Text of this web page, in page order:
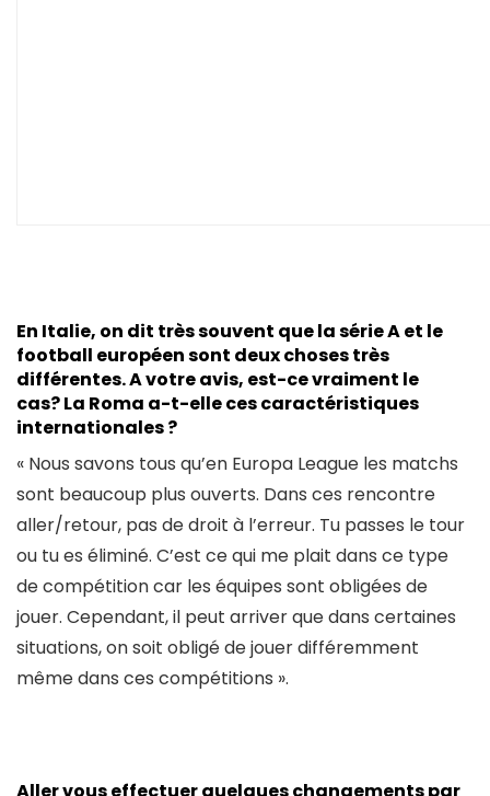
En Italie, on dit très souvent que la série A et le
football européen sont deux choses très
différentes. A votre avis, est-ce vraiment le
cas? La Roma a-t-elle ces caractéristiques
internationales ?
« Nous savons tous qu’en Europa League les matchs
sont beaucoup plus ouverts. Dans ces rencontre
aller/retour, pas de droit à l’erreur. Tu passes le tour
ou tu es éliminé. C’est ce qui me plait dans ce type
de compétition car les équipes sont obligées de
jouer. Cependant, il peut arriver que dans certaines
situations, on soit obligé de jouer différemment
même dans ces compétitions ».